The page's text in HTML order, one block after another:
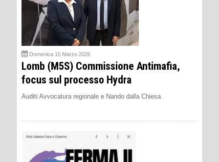
Domenica 15 Marzo 2026
Lomb (M5S) Commissione Antimafia,
focus sul processo Hydra
Auditi Avvocatura regionale e Nando dalla Chiesa